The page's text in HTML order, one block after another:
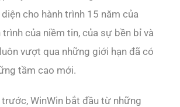
diện cho hành trình 15 năm của
trình của niềm tin, của sự bền bỉ và
vượt qua những giới hạn đã có
tầm cao mới.
WinWin bắt đầu từ những